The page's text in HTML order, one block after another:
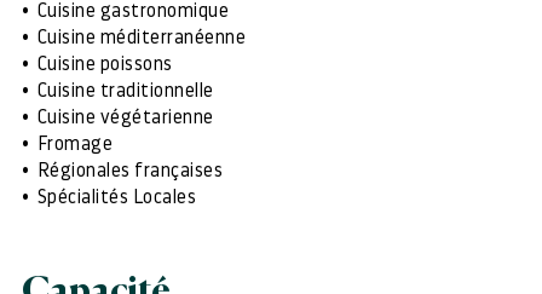
Cuisine gastronomique
Cuisine méditerranéenne
Cuisine poissons
Cuisine traditionnelle
Cuisine végétarienne
Fromage
Régionales françaises
Spécialités Locales